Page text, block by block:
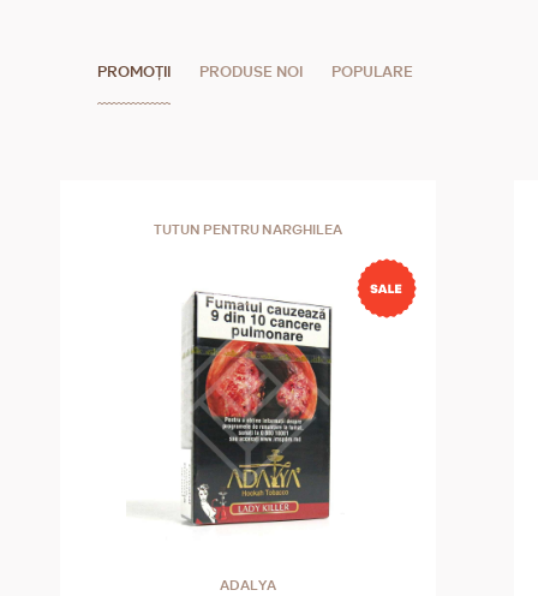
PROMOȚII PRODUSE NOI POPULARE
TUTUN PENTRU NARGHILEA
ADALYA